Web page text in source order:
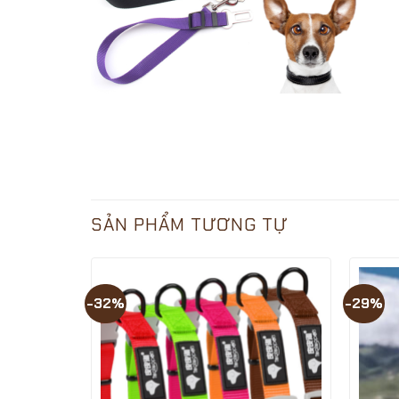
SẢN PHẨM TƯƠNG TỰ
-32% -29%